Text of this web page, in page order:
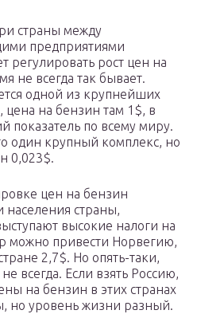
страны между
предприятиями
регулировать рост цен на
не всегда так бывает.
одной из крупнейших
на бензин там 1$, в
показатель по всему миру.
один крупный комплекс, но
0,023$.
цен на бензин
населения страны,
высокие налоги на
можно привести Норвегию,
2,7$. Но опять-таки,
всегда. Если взять Россию,
на бензин в этих странах
но уровень жизни разный.